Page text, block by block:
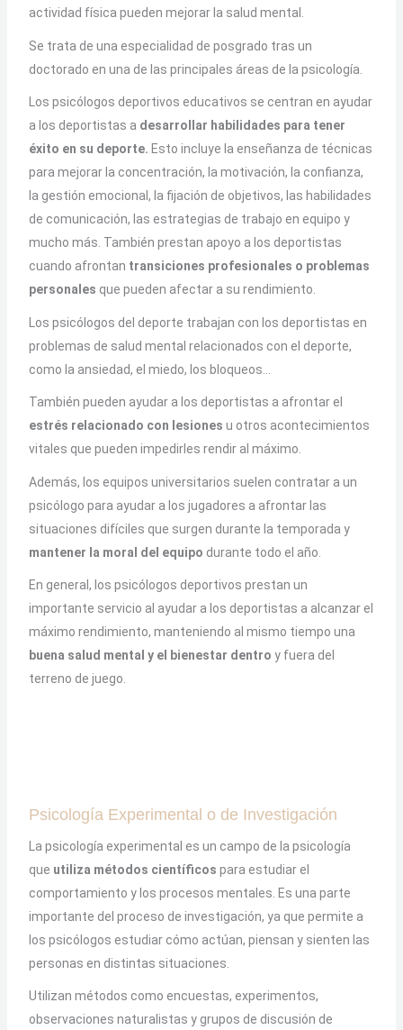
actividad física pueden mejorar la salud mental.
Se trata de una especialidad de posgrado tras un
doctorado en una de las principales áreas de la psicología.
Los psicólogos deportivos educativos se centran en ayudar
a los deportistas a desarrollar habilidades para tener
éxito en su deporte. Esto incluye la enseñanza de técnicas
para mejorar la concentración, la motivación, la confianza,
la gestión emocional, la fijación de objetivos, las habilidades
de comunicación, las estrategias de trabajo en equipo y
mucho más. También prestan apoyo a los deportistas
cuando afrontan transiciones profesionales o problemas
personales que pueden afectar a su rendimiento.
Los psicólogos del deporte trabajan con los deportistas en
problemas de salud mental relacionados con el deporte,
como la ansiedad, el miedo, los bloqueos…
También pueden ayudar a los deportistas a afrontar el
estrés relacionado con lesiones u otros acontecimientos
vitales que pueden impedirles rendir al máximo.
Además, los equipos universitarios suelen contratar a un
psicólogo para ayudar a los jugadores a afrontar las
situaciones difíciles que surgen durante la temporada y
mantener la moral del equipo durante todo el año.
En general, los psicólogos deportivos prestan un
importante servicio al ayudar a los deportistas a alcanzar el
máximo rendimiento, manteniendo al mismo tiempo una
buena salud mental y el bienestar dentro y fuera del
terreno de juego.
Psicología Experimental o de Investigación
La psicología experimental es un campo de la psicología
que utiliza métodos científicos para estudiar el
comportamiento y los procesos mentales. Es una parte
importante del proceso de investigación, ya que permite a
los psicólogos estudiar cómo actúan, piensan y sienten las
personas en distintas situaciones.
Utilizan métodos como encuestas, experimentos,
observaciones naturalistas y grupos de discusión de